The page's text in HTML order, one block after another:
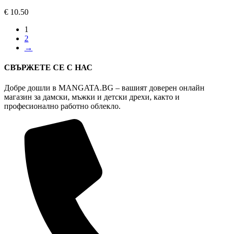
€ 10.50
1
2
→
СВЪРЖЕТЕ СЕ С НАС
Добре дошли в MANGATA.BG – вашият доверен онлайн
магазин за дамски, мъжки и детски дрехи, както и
професионално работно облекло.